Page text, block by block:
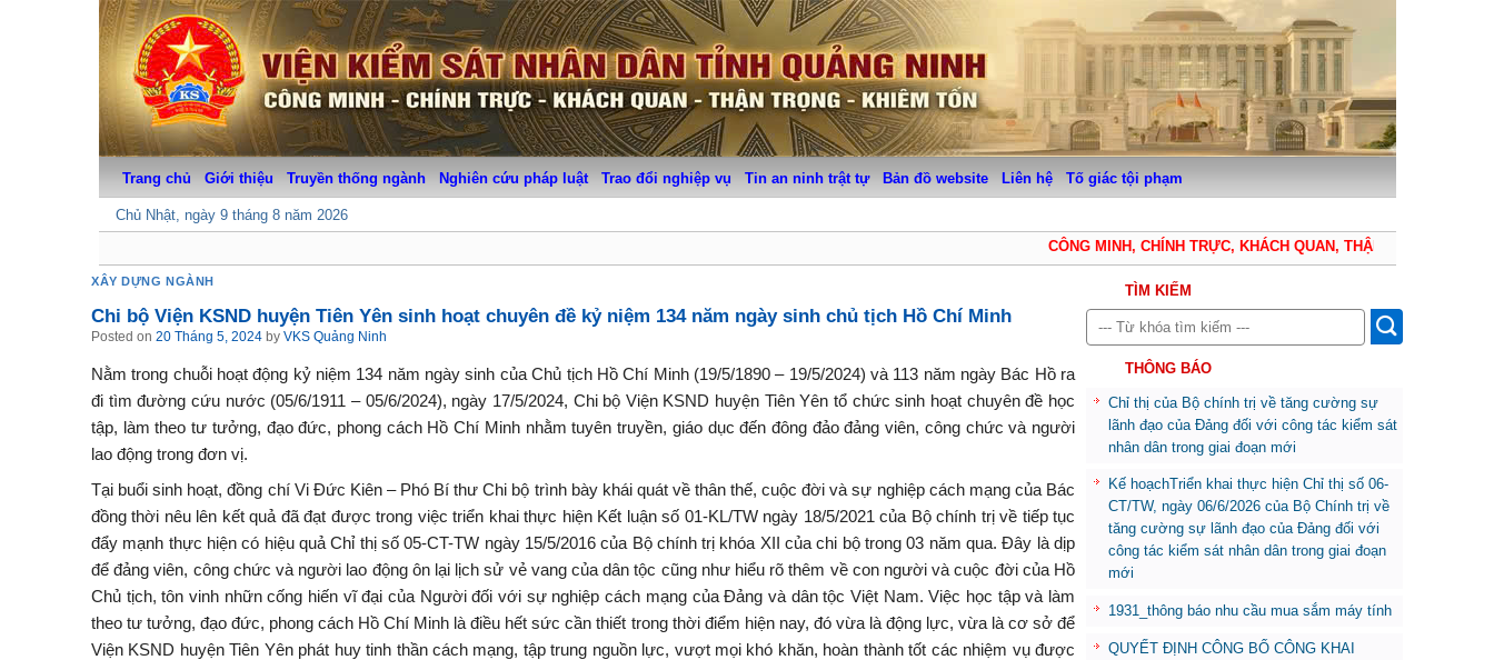
Trang chủ Giới thiệu Truyền thống ngành Nghiên cứu pháp luật Trao đổi nghiệp vụ Tin an ninh trật tự Bản đồ website Liên hệ Tố giác tội phạm
Chủ Nhật, ngày 9 tháng 8 năm 2026
CÔNG MINH, CHÍNH TRỰC, KHÁCH QUAN, THẬN TRỌNG, KHIÊM
XÂY DỰNG NGÀNH
Chi bộ Viện KSND huyện Tiên Yên sinh hoạt chuyên đề kỷ niệm 134 năm ngày sinh chủ tịch Hồ Chí Minh
Posted on 20 Tháng 5, 2024 by VKS Quảng Ninh
Nằm trong chuỗi hoạt động kỷ niệm 134 năm ngày sinh của Chủ tịch Hồ Chí Minh (19/5/1890 – 19/5/2024) và 113 năm ngày Bác Hồ ra
đi tìm đường cứu nước (05/6/1911 – 05/6/2024), ngày 17/5/2024, Chi bộ Viện KSND huyện Tiên Yên tổ chức sinh hoạt chuyên đề học
tập, làm theo tư tưởng, đạo đức, phong cách Hồ Chí Minh nhằm tuyên truyền, giáo dục đến đông đảo đảng viên, công chức và người
lao động trong đơn vị.
Tại buổi sinh hoạt, đồng chí Vi Đức Kiên – Phó Bí thư Chi bộ trình bày khái quát về thân thế, cuộc đời và sự nghiệp cách mạng của Bác
đồng thời nêu lên kết quả đã đạt được trong việc triển khai thực hiện Kết luận số 01-KL/TW ngày 18/5/2021 của Bộ chính trị về tiếp tục
đẩy mạnh thực hiện có hiệu quả Chỉ thị số 05-CT-TW ngày 15/5/2016 của Bộ chính trị khóa XII của chi bộ trong 03 năm qua. Đây là dịp
để đảng viên, công chức và người lao động ôn lại lịch sử vẻ vang của dân tộc cũng như hiểu rõ thêm về con người và cuộc đời của Hồ
Chủ tịch, tôn vinh nhữn cống hiến vĩ đại của Người đối với sự nghiệp cách mạng của Đảng và dân tộc Việt Nam. Việc học tập và làm
theo tư tưởng, đạo đức, phong cách Hồ Chí Minh là điều hết sức cần thiết trong thời điểm hiện nay, đó vừa là động lực, vừa là cơ sở để
Viện KSND huyện Tiên Yên phát huy tinh thần cách mạng, tập trung nguồn lực, vượt mọi khó khăn, hoàn thành tốt các nhiệm vụ được
TÌM KIẾM
THÔNG BÁO
Chỉ thị của Bộ chính trị về tăng cường sự
lãnh đạo của Đảng đối với công tác kiểm sát
nhân dân trong giai đoạn mới
Kế hoạchTriển khai thực hiện Chỉ thị số 06-
CT/TW, ngày 06/6/2026 của Bộ Chính trị về
tăng cường sự lãnh đạo của Đảng đối với
công tác kiểm sát nhân dân trong giai đoạn
mới
1931_thông báo nhu cầu mua sắm máy tính
QUYẾT ĐỊNH CÔNG BỐ CÔNG KHAI